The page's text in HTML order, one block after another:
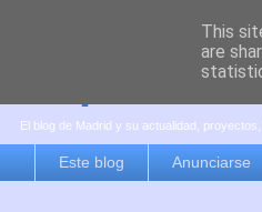
es por
El blog de Madrid y su actualidad,
Este blog Anunciarse
This
are